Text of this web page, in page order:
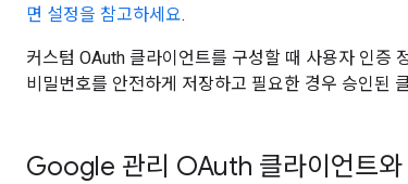
면 설정을 참고하세요.
커스텀 OAuth 클라이언트를 구성할 때 사용자 인증
비밀번호를 안전하게 저장하고 필요한 경우 승인된
Google 관리 OAuth 클라이언트